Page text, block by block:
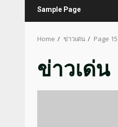
Sample Page
Home ข่าวเด่น Page 15
ข่าวเด่น